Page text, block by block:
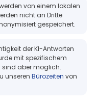
von einem lokalen
nicht an Dritte
gespeichert.
der KI-Antworten
mit spezifischem
sind aber möglich.
unseren Bürozeiten von